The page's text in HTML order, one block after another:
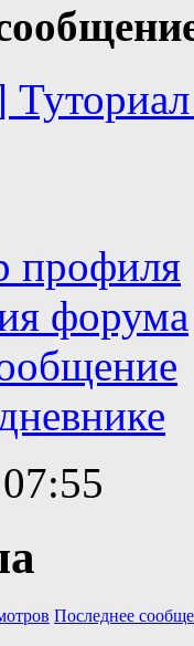
профиля
форума
07:55
Последнее